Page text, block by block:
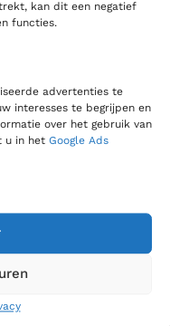
kan dit een negatief
functies.
advertenties te
interesses te begrijpen en
over het gebruik van
u in het Google Ads